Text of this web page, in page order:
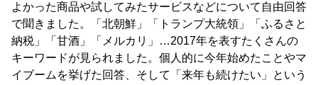
よかった商品や試してみたサービスなどについて自由回答
で聞きました。「北朝鮮」「トランプ大統領」「ふるさと
納税」「甘酒」「メルカリ」…2017年を表すたくさんの
キーワードが見られました。個人的に今年始めたことやマ
イブームを挙げた回答、そして「来年も続けたい」という